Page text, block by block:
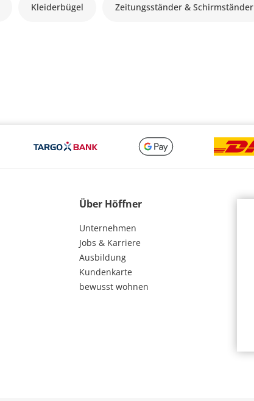
Kleiderbügel Zeitungsständer & Schirmständer
Über Höffner
Unternehmen
Jobs & Karriere
Ausbildung
Kundenkarte
bewusst wohnen